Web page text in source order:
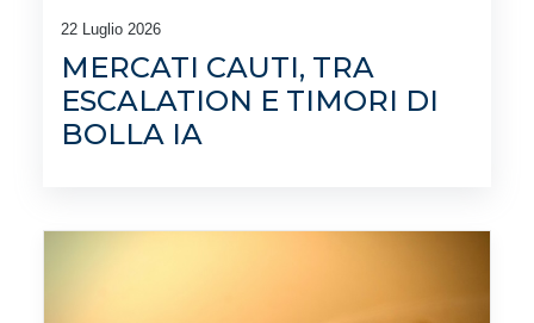
22 Luglio 2026
MERCATI CAUTI, TRA
ESCALATION E TIMORI DI
BOLLA IA